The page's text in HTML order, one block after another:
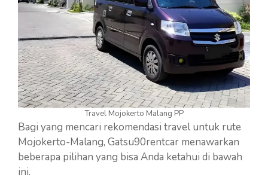
Travel Mojokerto Malang PP
Bagi yang mencari rekomendasi travel untuk rute
Mojokerto-Malang, Gatsu90rentcar menawarkan
beberapa pilihan yang bisa Anda ketahui di bawah
ini.